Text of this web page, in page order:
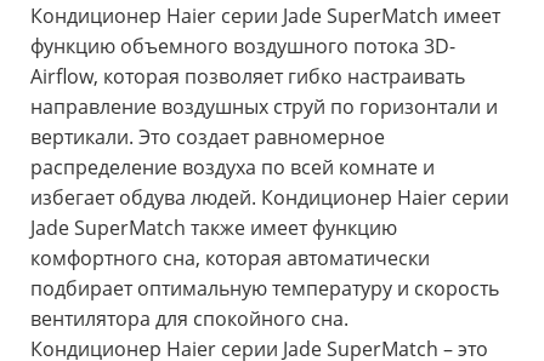
Кондиционер Haier серии Jade SuperMatch имеет
функцию объемного воздушного потока 3D-
Airflow, которая позволяет гибко настраивать
направление воздушных струй по горизонтали и
вертикали. Это создает равномерное
распределение воздуха по всей комнате и
избегает обдува людей. Кондиционер Haier серии
Jade SuperMatch также имеет функцию
комфортного сна, которая автоматически
подбирает оптимальную температуру и скорость
вентилятора для спокойного сна.
Кондиционер Haier серии Jade SuperMatch – это